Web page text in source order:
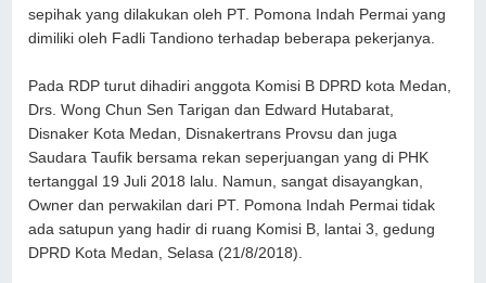
sepihak yang dilakukan oleh PT. Pomona Indah Permai yang
dimiliki oleh Fadli Tandiono terhadap beberapa pekerjanya.
Pada RDP turut dihadiri anggota Komisi B DPRD kota Medan,
Drs. Wong Chun Sen Tarigan dan Edward Hutabarat,
Disnaker Kota Medan, Disnakertrans Provsu dan juga
Saudara Taufik bersama rekan seperjuangan yang di PHK
tertanggal 19 Juli 2018 lalu. Namun, sangat disayangkan,
Owner dan perwakilan dari PT. Pomona Indah Permai tidak
ada satupun yang hadir di ruang Komisi B, lantai 3, gedung
DPRD Kota Medan, Selasa (21/8/2018).